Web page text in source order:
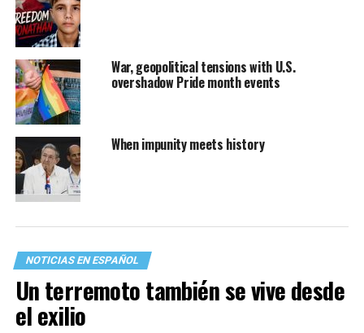
War, geopolitical tensions with U.S.
overshadow Pride month events
When impunity meets history
NOTICIAS EN ESPAÑOL
Un terremoto también se vive desde
el exilio